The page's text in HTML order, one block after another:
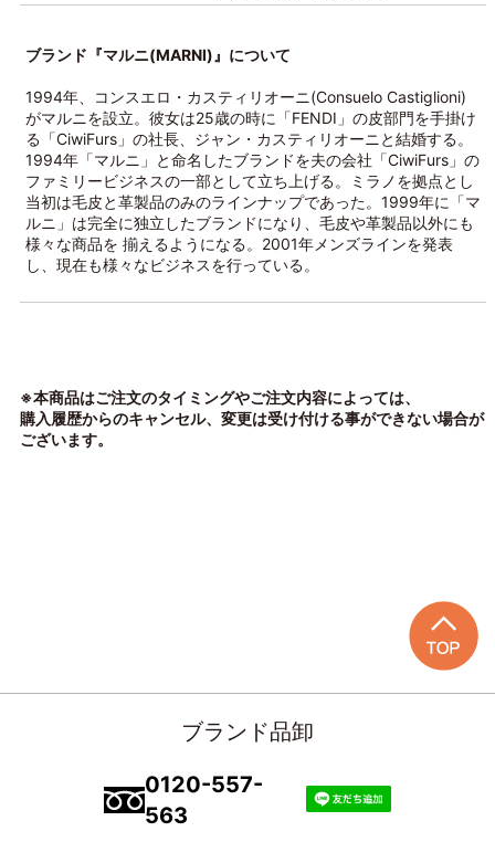
ブランド『マルニ(MARNI)』について
1994年、コンスエロ・カスティリオーニ(Consuelo Castiglioni)
がマルニを設立。彼女は25歳の時に「FENDI」の皮部門を手掛け
る「CiwiFurs」の社長、ジャン・カスティリオーニと結婚する。
1994年「マルニ」と命名したブランドを夫の会社「CiwiFurs」の
ファミリービジネスの一部として立ち上げる。ミラノを拠点とし
当初は毛皮と革製品のみのラインナップであった。1999年に「マ
ルニ」は完全に独立したブランドになり、毛皮や革製品以外にも
様々な商品を 揃えるようになる。2001年メンズラインを発表
し、現在も様々なビジネスを行っている。
※本商品はご注文のタイミングやご注文内容によっては、
購入履歴からのキャンセル、変更は受け付ける事ができない場合が
ございます。
ブランド品卸
0120-557-
563